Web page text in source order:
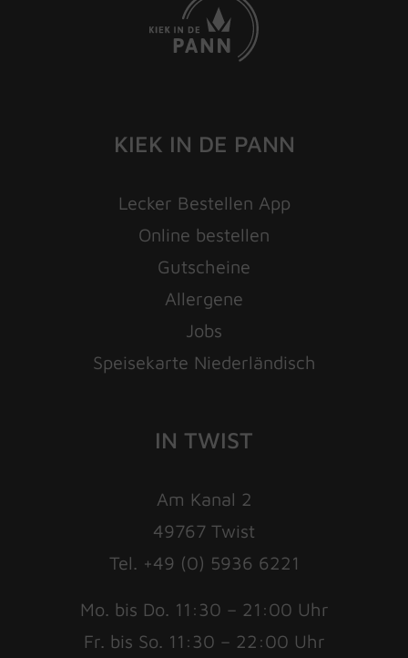
KIEK IN DE PANN
Lecker Bestellen App
Online bestellen
Gutscheine
Allergene
Jobs
Speisekarte Niederländisch
IN TWIST
Am Kanal 2
49767 Twist
Tel. +49 (0) 5936 6221
Mo. bis Do. 11:30 – 21:00 Uhr
Fr. bis So. 11:30 – 22:00 Uhr